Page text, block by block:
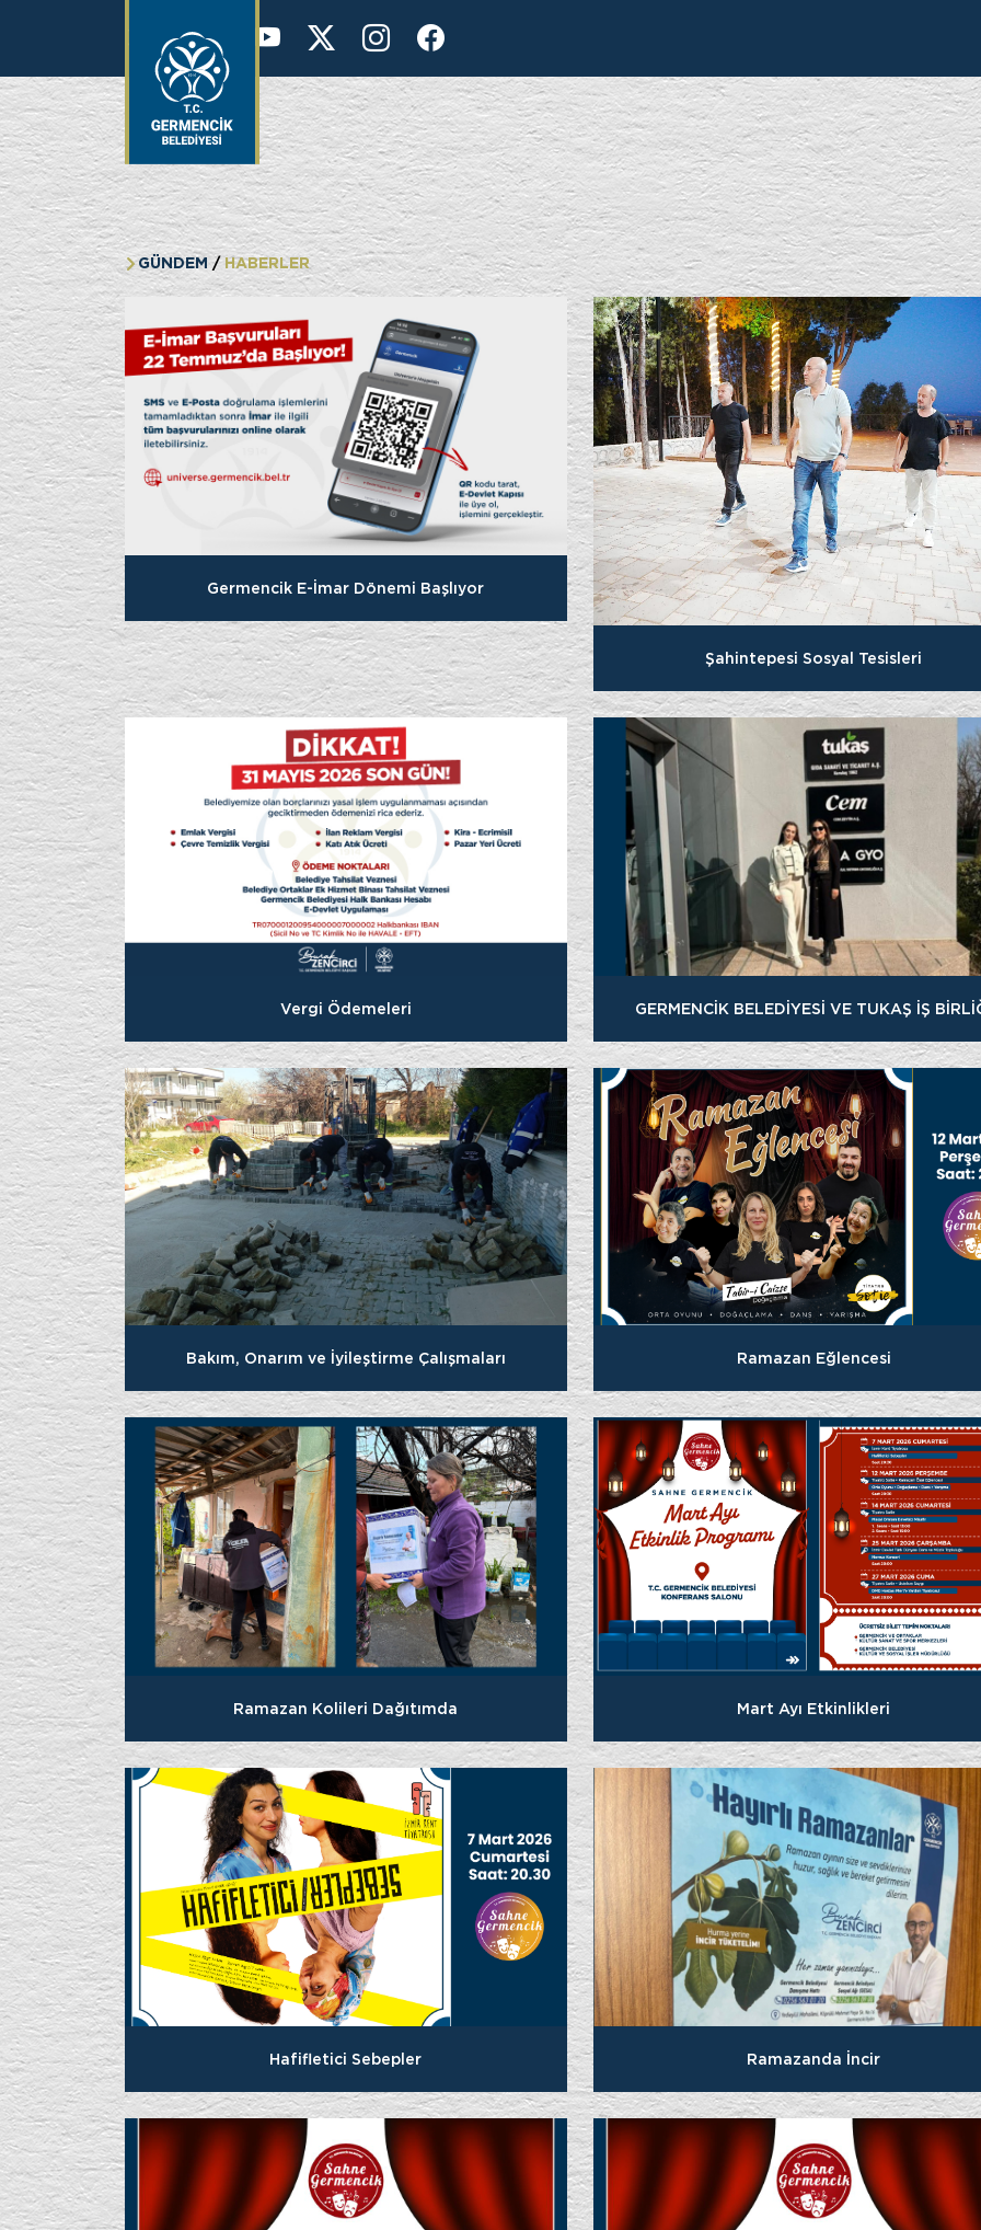
37 ° KURUMSAL
GÜNDEM HABERLER
Germencik E-İmar Dönemi Başlıyor
Şahintepesi Sosyal Tesisleri
Vergi Ödemeleri GERMENCİK BELEDİYESİ VE TUKAŞ İŞ
Bakım, Onarım ve İyileştirme Çalışmaları Ramazan Eğlencesi
Ramazan Kolileri Dağıtımda Mart Ayı Etkinlikleri
Hafifletici Sebepler Ramazanda İncir